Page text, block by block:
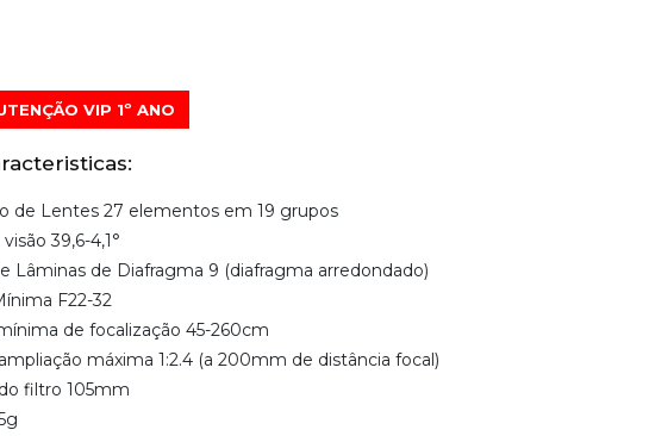
VIP 1º ANO
de Lentes 27 elementos em 19 grupos
39,6-4,1°
Lâminas de Diafragma 9 (diafragma arredondado)
F22-32
de focalização 45-260cm
máxima 1:2.4 (a 200mm de distância focal)
filtro 105mm